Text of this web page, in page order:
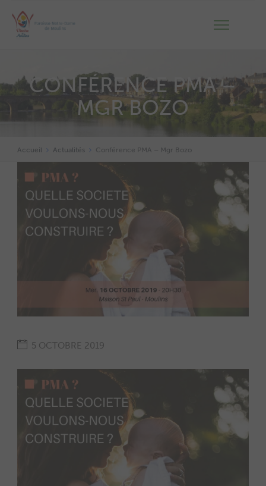
CONFÉRENCE PMA –
MGR BOZO
Accueil Actualités Conférence PMA – Mgr Bozo
5 OCTOBRE 2019